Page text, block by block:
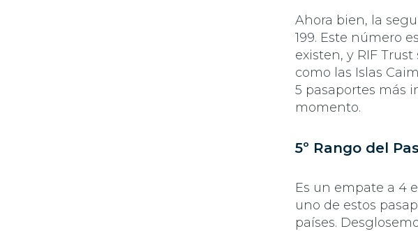
Ahora bien, la
199. Este número
existen, y RIF
como las Islas
5 pasaportes más
momento.
5º Rango del
Es un empate a 4
uno de estos
países.